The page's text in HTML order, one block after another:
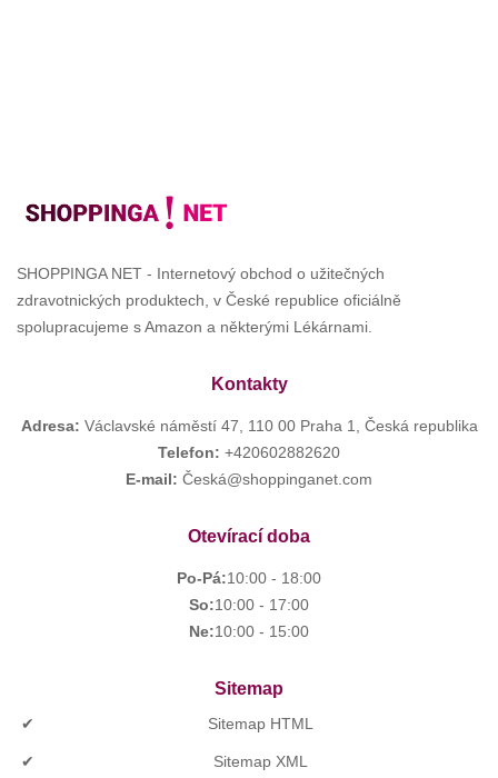
SHOPPINGA NET - Internetový obchod o užitečných
zdravotnických produktech, v České republice oficiálně
spolupracujeme s Amazon a některými Lékárnami.
Kontakty
Adresa: Václavské náměstí 47, 110 00 Praha 1, Česká republika
Telefon: +420602882620
E-mail: Česká@shoppinganet.com
Otevírací doba
Po-Pá:10:00 - 18:00
So:10:00 - 17:00
Ne:10:00 - 15:00
Sitemap
Sitemap HTML
Sitemap XML